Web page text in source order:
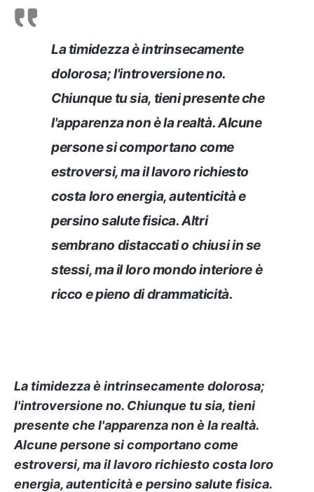
La timidezza è intrinsecamente
dolorosa; l'introversione no.
Chiunque tu sia, tieni presente che
l'apparenza non è la realtà. Alcune
persone si comportano come
estroversi, ma il lavoro richiesto
costa loro energia, autenticità e
persino salute fisica. Altri
sembrano distaccati o chiusi in se
stessi, ma il loro mondo interiore è
ricco e pieno di drammaticità.
La timidezza è intrinsecamente dolorosa;
l'introversione no. Chiunque tu sia, tieni
presente che l'apparenza non è la realtà.
Alcune persone si comportano come
estroversi, ma il lavoro richiesto costa loro
energia, autenticità e persino salute fisica.